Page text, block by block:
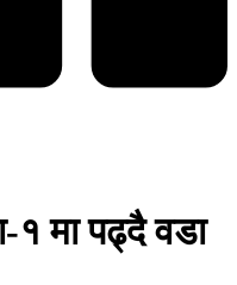
१ मा पढ्दै वडा